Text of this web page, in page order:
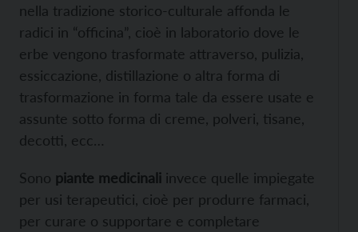
nella tradizione storico-culturale affonda le
radici in “officina”, cioè in laboratorio dove le
erbe vengono trasformate attraverso, pulizia,
essiccazione, distillazione o altra forma di
trasformazione in forma tale da essere usate e
assunte sotto forma di creme, polveri, tisane,
decotti, ecc…
Sono piante medicinali invece quelle impiegate
per usi terapeutici, cioè per produrre farmaci,
per curare o supportare e completare